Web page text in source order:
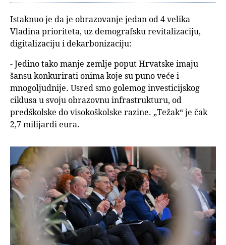
Istaknuo je da je obrazovanje jedan od 4 velika
Vladina prioriteta, uz demografsku revitalizaciju,
digitalizaciju i dekarbonizaciju:
- Jedino tako manje zemlje poput Hrvatske imaju
šansu konkurirati onima koje su puno veće i
mnogoljudnije. Usred smo golemog investicijskog
ciklusa u svoju obrazovnu infrastrukturu, od
predškolske do visokoškolske razine. „Težak“ je čak
2,7 milijardi eura.